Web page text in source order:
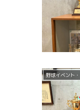
野球イベント